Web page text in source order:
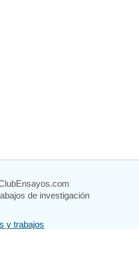
de investigación
y trabajos